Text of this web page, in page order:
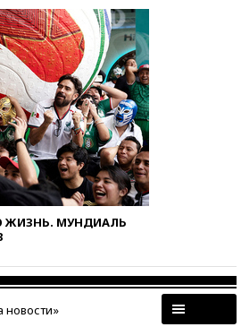
ЖИЗНЬ. МУНДИАЛЬ